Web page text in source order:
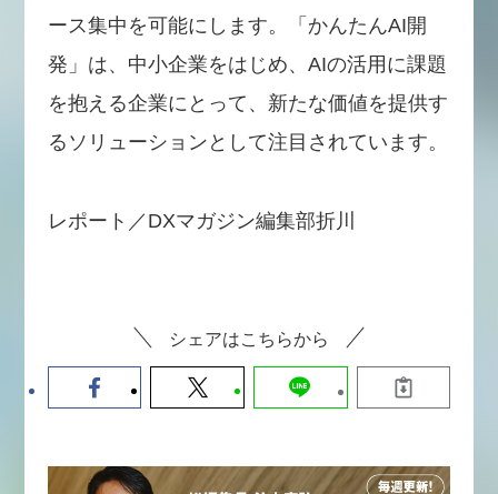
ース集中を可能にします。「かんたんAI開
発」は、中小企業をはじめ、AIの活用に課題
を抱える企業にとって、新たな価値を提供す
るソリューションとして注目されています。
レポート／DXマガジン編集部折川
シェアはこちらから